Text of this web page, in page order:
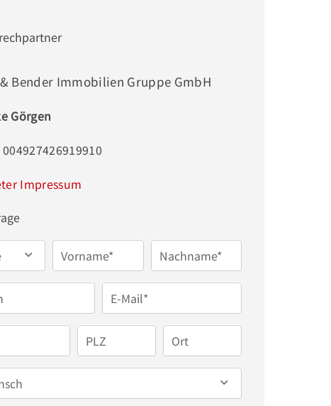
Bender Immobilien Gruppe GmbH
Görgen
Impressum
Vorname* Nachname*
E-Mail*
PLZ Ort